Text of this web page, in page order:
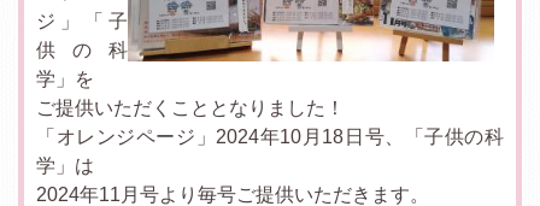
ジ」「子
供の科
学」を
ご提供いただくこととなりました！
「オレンジページ」2024年10月18日号、「子供の科
学」は
2024年11月号より毎号ご提供いただきます。